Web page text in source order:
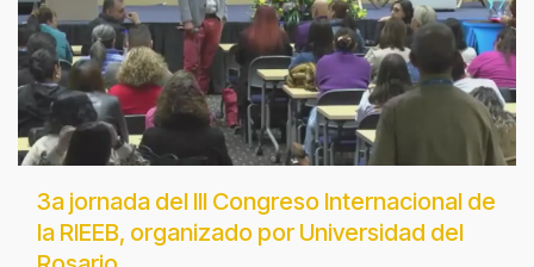
3a jornada del III Congreso Internacional de
la RIEEB, organizado por Universidad del